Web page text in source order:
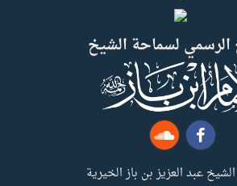
الرسمي لسماحة الشيخ
عبد العزيز بن باز الخيرية